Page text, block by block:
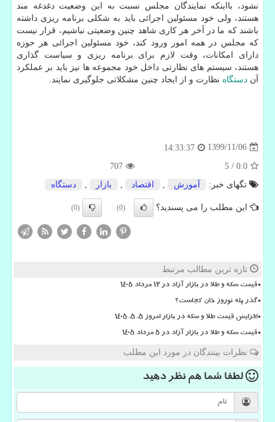
نشود، بااینکه نمایندگان مجلس نسبت به این وضعیت دغدغه مند
هستند، ولی خود مسئولین اجرائی باید به شکلی برنامه ریزی داشته
باشند که ما در آخر هر کاری شاهد چنین وضعیتی نباشیم، قرار نیست
که مجلس در همه امور ورود کند، خود مسئولین اجرائی هر حوزه
دارای امکانات، وقت لازم برای برنامه ریزی و سیاست گذاری
هستند، سیستم های نظارتی داخل خود مجموعه ها نیز باید بر عملکرد
آن دستگاه نظارت و از ایجاد چنین مشکلاتی جلوگیری نمایند.
1399/11/06
14:33:37
0.0
/
5
707
تگهای خبر:
آموزش اقتصاد بازار دستگاه
این مطلب را می پسندید؟ (0)
(0)
تازه ترین مطالب مرتبط
قیمت سکه و طلا در بازار آزاد در ۱۲ مرداد ۱۴۰۵
گذر پله نوروز خان کجاست؟
افزایش قیمت طلا و سکه در بازار امروز ۵. ۵. ۱۴۰۵
قیمت سکه و طلا در بازار آزاد در ۵ مرداد ۱۴۰۵
نظرات بینندگان در مورد این مطلب
لطفا شما همنظر دهید